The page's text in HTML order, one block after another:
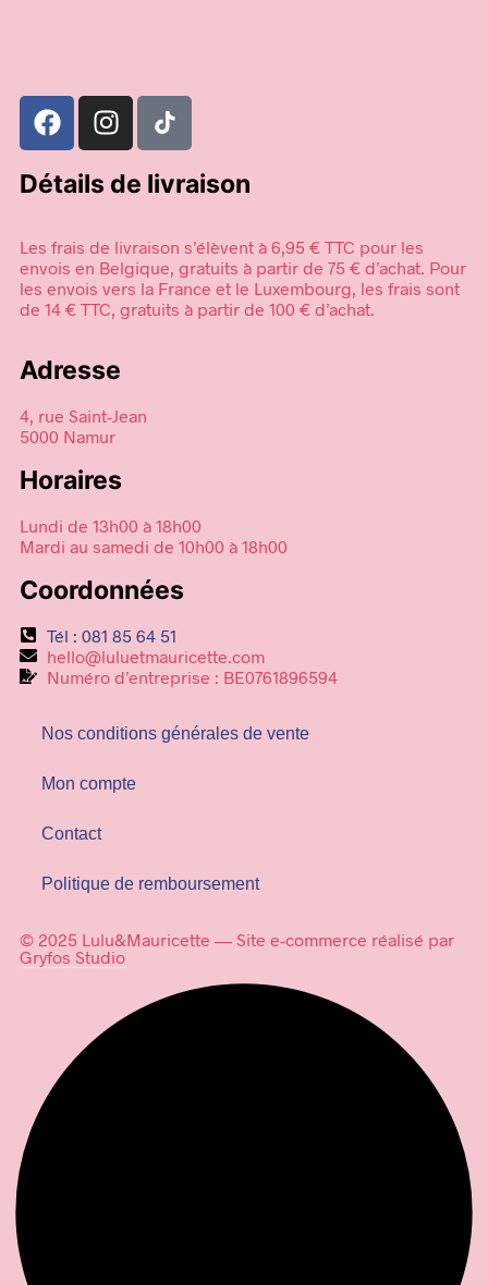
Détails de livraison
Les frais de livraison s’élèvent à 6,95 € TTC pour les
envois en Belgique, gratuits à partir de 75 € d’achat. Pour
les envois vers la France et le Luxembourg, les frais sont
de 14 € TTC, gratuits à partir de 100 € d’achat.
Adresse
4, rue Saint-Jean
5000 Namur
Horaires
Lundi de 13h00 à 18h00
Mardi au samedi de 10h00 à 18h00
Coordonnées
Tél : 081 85 64 51
hello@luluetmauricette.com
Numéro d’entreprise : BE0761896594
Nos conditions générales de vente
Mon compte
Contact
Politique de remboursement
© 2025 Lulu&Mauricette — Site e-commerce réalisé par
Gryfos Studio